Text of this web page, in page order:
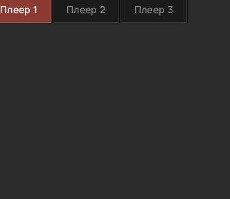
Плеер 1 Плеер 2 Плеер 3